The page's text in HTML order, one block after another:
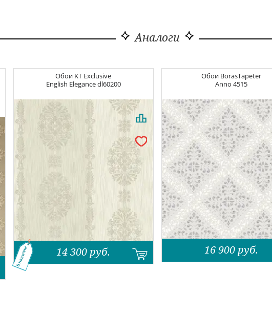
Аналоги
Обои KT Exclusive
English Elegancedl60200
14 300 руб.
В наличии
Обои BorasTapeter
Anno 4515
16 900 руб.